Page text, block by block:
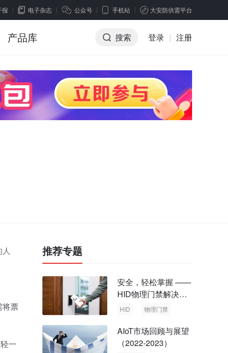
报 电子杂志 公众号 手机站 大安防供需平台
产品库 搜索 登录 | 注册
将票
一
推荐专题
安全，轻松掌握 ——
HID物理门禁解决方
案，启动智慧安全新
HID 物理门禁
AIoT市场回顾与展望
（2022-2023）